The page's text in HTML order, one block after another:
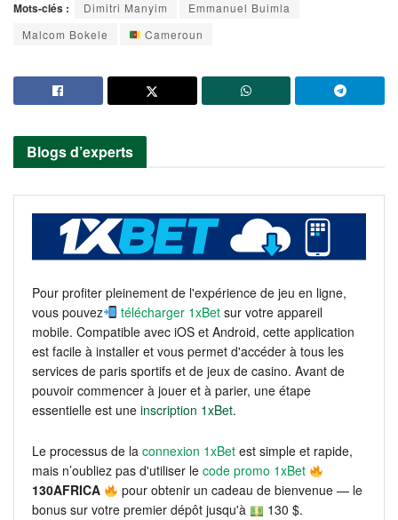
Mots-clés : Dimitri Manyim
Emmanuel Buimla
Malcom Bokele
Cameroun
Blogs d’experts
Pour profiter pleinement de l'expérience de jeu en ligne,
vous pouvez
télécharger 1xBet sur votre appareil
mobile. Compatible avec iOS et Android, cette application
est facile à installer et vous permet d'accéder à tous les
services de paris sportifs et de jeux de casino. Avant de
pouvoir commencer à jouer et à parier, une étape
essentielle est une inscription 1xBet.
Le processus de la connexion 1xBet est simple et rapide,
mais n’oubliez pas d'utiliser le code promo 1xBet
130AFRICA
pour obtenir un cadeau de bienvenue — le
bonus sur votre premier dépôt jusqu'à
130 $.